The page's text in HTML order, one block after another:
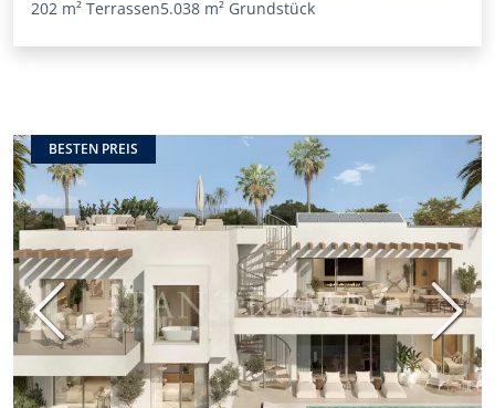
202 m² Terrassen5.038 m² Grundstück
BESTEN PREIS
Vorherige